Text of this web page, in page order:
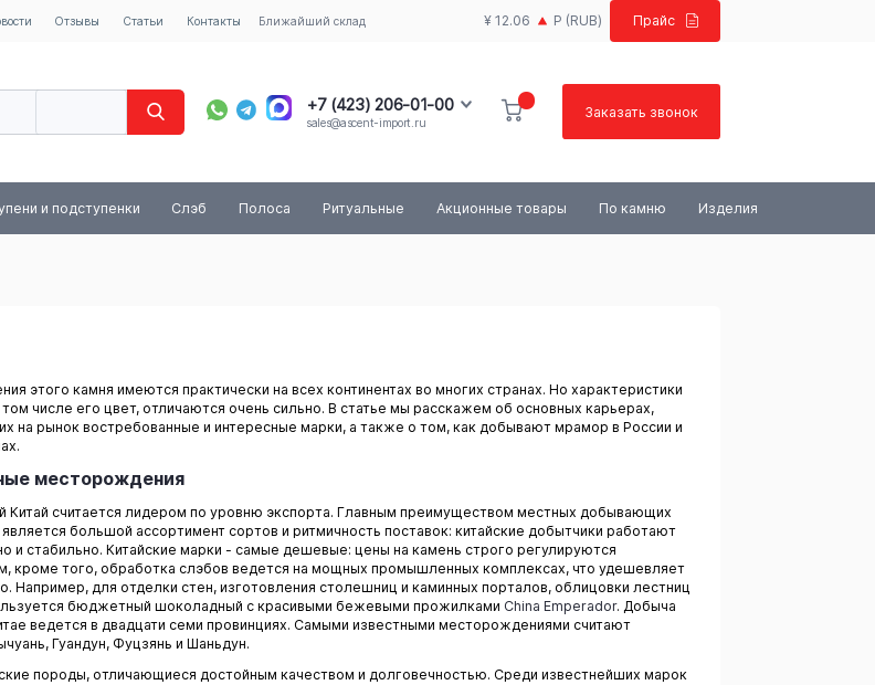
Отзывы Статьи Контакты Ближайший склад ¥ 12.06 Р (RUB) Прайс
+7 (423) 206-01-00
8 (800) 100-03-84
sales@ascent-import.ru
Заказать звонок
и подступенки Слэб Полоса Ритуальные Акционные товары По камню Изделия
этого камня имеются практически на всех континентах во многих странах. Но характеристики
числе его цвет, отличаются очень сильно. В статье мы расскажем об основных карьерах,
на рынок востребованные и интересные марки, а также о том, как добывают мрамор в России и
месторождения
Китай считается лидером по уровню экспорта. Главным преимуществом местных добывающих
большой ассортимент сортов и ритмичность поставок: китайские добытчики работают
и стабильно. Китайские марки - самые дешевые: цены на камень строго регулируются
кроме того, обработка слэбов ведется на мощных промышленных комплексах, что удешевляет
Например, для отделки стен, изготовления столешниц и каминных порталов, облицовки лестниц
бюджетный шоколадный с красивыми бежевыми прожилками China Emperador. Добыча
ведется в двадцати семи провинциях. Самыми известными месторождениями считают
Гуандун, Фуцзянь и Шаньдун.
породы, отличающиеся достойным качеством и долговечностью. Среди известнейших марок